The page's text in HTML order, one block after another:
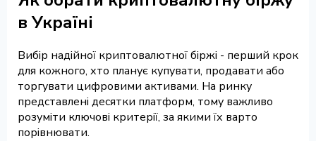
в Україні
Вибір надійної криптовалютної біржі - перший крок
для кожного, хто планує купувати, продавати або
торгувати цифровими активами. На ринку
представлені десятки платформ, тому важливо
розуміти ключові критерії, за якими їх варто
порівнювати.